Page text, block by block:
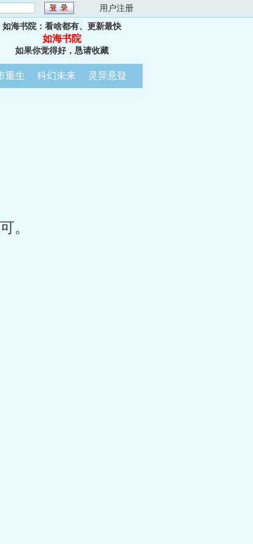
用户注册
如海书院：看啥都有、更新最快
如海书院
如果你觉得好，恳请收藏
重生 科幻未来 灵异悬疑
。